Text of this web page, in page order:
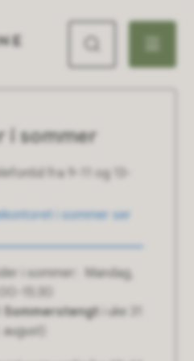
i sommer
fra 9-11 og 13-
i sommer ser
i sommer: Mandag,
15:30
Sommerstengt
i uke 31